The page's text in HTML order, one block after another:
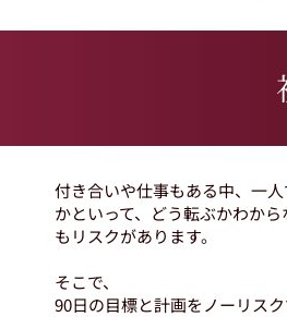
付き合いや仕事もある中、一
かといって、どう転ぶかわか
もリスクがあります。
そこで、
90日の目標と計画をノーリス